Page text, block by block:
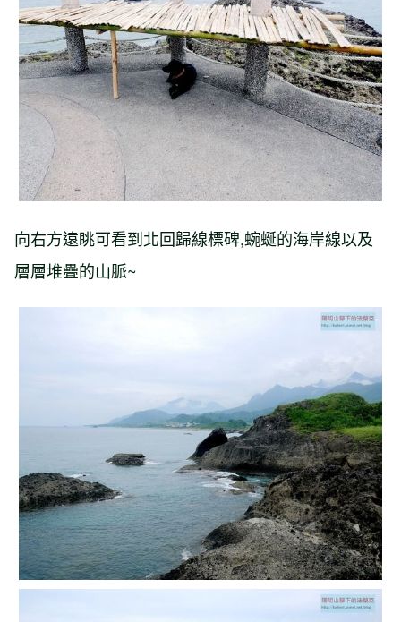
向右方遠眺可看到北回歸線標碑,蜿蜒的海岸線以及
層層堆疊的山脈~